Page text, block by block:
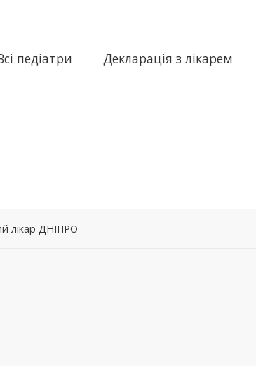
педіатри Декларація з лікарем
лікар ДНІПРО